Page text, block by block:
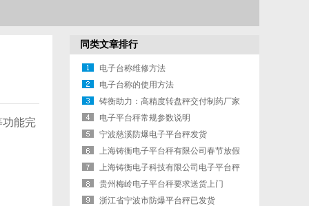
功能完
同类文章排行
电子台称维修方法
电子台称的使用方法
铸衡助力：高精度转盘秤交付制药厂家
电子平台秤常规参数说明
宁波慈溪防爆电子平台秤发货
上海铸衡电子平台秤有限公司春节放假
通知
上海铸衡电子科技有限公司电子平台秤
售后承诺
贵州梅岭电子平台秤要求送货上门
浙江省宁波市防爆平台秤已发货